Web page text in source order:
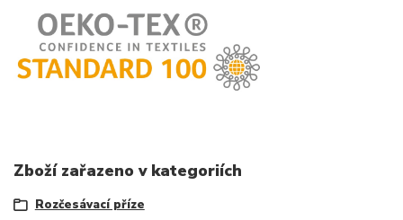
Zboží zařazeno v kategoriích
Rozčesávací příze